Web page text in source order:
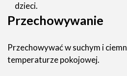
dzieci.
Przechowywanie
Przechowywać w suchym i
temperaturze pokojowej.